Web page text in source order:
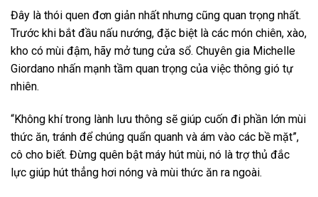
Đây là thói quen đơn giản nhất nhưng cũng quan trọng nhất.
Trước khi bắt đầu nấu nướng, đặc biệt là các món chiên, xào,
kho có mùi đậm, hãy mở tung cửa sổ. Chuyên gia Michelle
Giordano nhấn mạnh tầm quan trọng của việc thông gió tự
nhiên.
“Không khí trong lành lưu thông sẽ giúp cuốn đi phần lớn mùi
thức ăn, tránh để chúng quẩn quanh và ám vào các bề mặt”,
cô cho biết. Đừng quên bật máy hút mùi, nó là trợ thủ đắc
lực giúp hút thẳng hơi nóng và mùi thức ăn ra ngoài.